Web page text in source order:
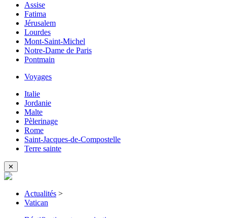
Assise
Fatima
Jérusalem
Lourdes
Mont-Saint-Michel
Notre-Dame de Paris
Pontmain
Voyages
Italie
Jordanie
Malte
Pèlerinage
Rome
Saint-Jacques-de-Compostelle
Terre sainte
✕
Actualités >
Vatican